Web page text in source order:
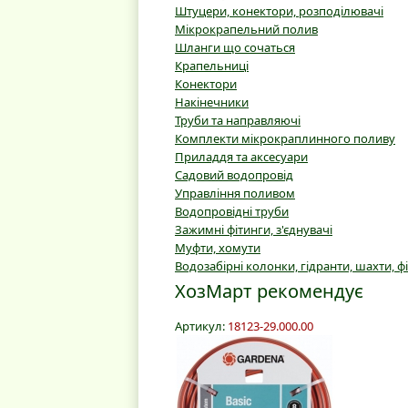
Штуцери, конектори, розподілювачі
Мікрокрапельний полив
Шланги що сочаться
Крапельниці
Конектори
Накінечники
Труби та направляючі
Комплекти мікрокраплинного поливу
Приладдя та аксесуари
Садовий водопровід
Управління поливом
Водопровідні труби
Зажимні фітинги, з'єднувачі
Муфти, хомути
Водозабірні колонки, гідранти, шахти,
ХозМарт рекомендує
Артикул: 18123-29.000.00